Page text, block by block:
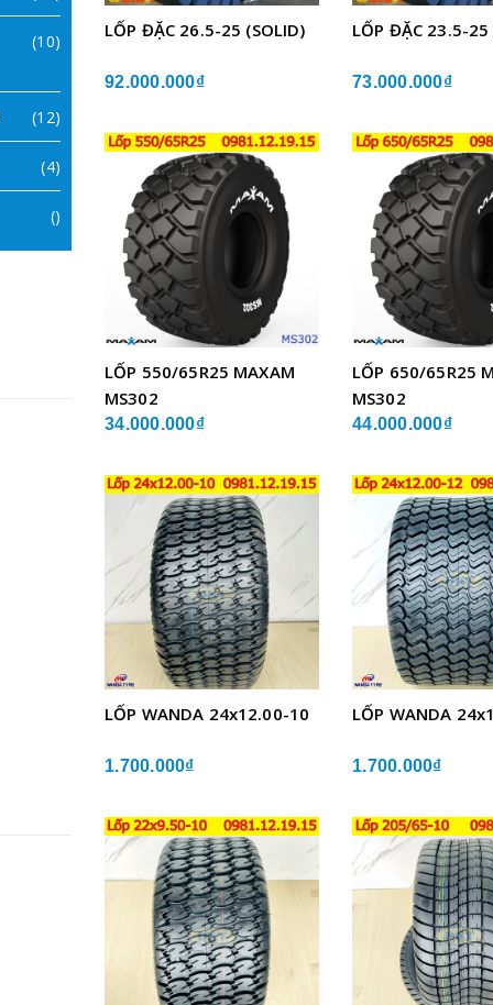
LỐP ĐẶC 26.5-25 (SOLID)
92.000.000₫
LỐP ĐẶC 23.5-25
73.000.000₫
LỐP 550/65R25 MAXAM
MS302
34.000.000₫
LỐP 650/65R25
MS302
44.000.000₫
LỐP WANDA 24x12.00-10
1.700.000₫
LỐP WANDA
1.700.000₫
(10)
(12)
(4)
()